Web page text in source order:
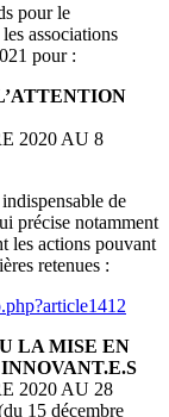
pour le
associations
pour :
2020 AU 8
de
précise notamment
les actions pouvant
retenues :
LA MISE EN
2020 AU 28
15 décembre